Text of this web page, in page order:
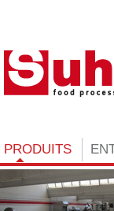
PRODUITS